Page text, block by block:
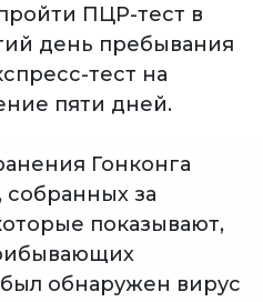
ПЦР-тест в
день пребывания
тест на
пяти дней.
Гонконга
собранных за
показывают,
обнаружен вирус